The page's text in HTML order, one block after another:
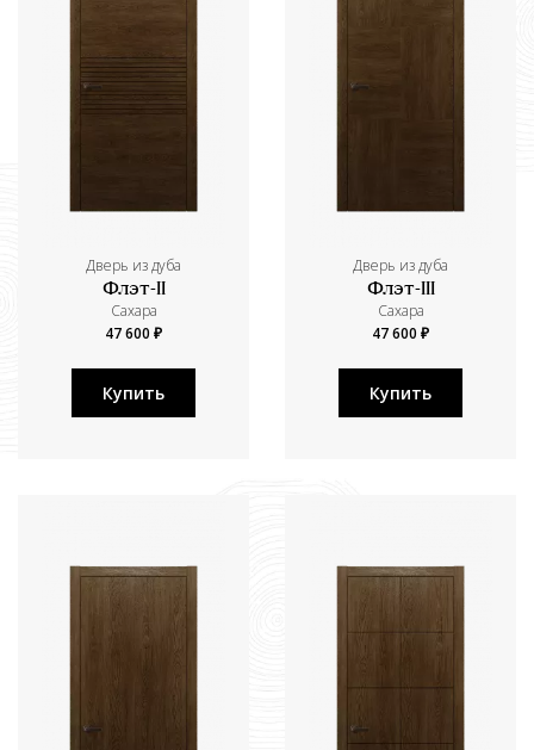
Дверь из дуба
Флэт-II
Сахара
47 600 ₽
Купить
Дверь из дуба
Флэт-III
Сахара
47 600 ₽
Купить